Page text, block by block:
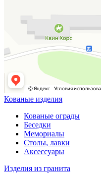
Кованые изделия
Кованые ограды
Беседки
Мемориалы
Столы, лавки
Аксессуары
Изделия из гранита